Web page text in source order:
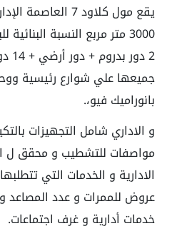
يقع مول كلاود 7
2
جميعها علي شوارع رئيسية
بانوراميك فيو،.
و الاداري شامل التجهيزات
مواصفات للتشطيب و محقق ل
الادارية و الخدمات التي
عروض للممرات و عدد المصاعد
خدمات أدارية و غرف اجتماعات.